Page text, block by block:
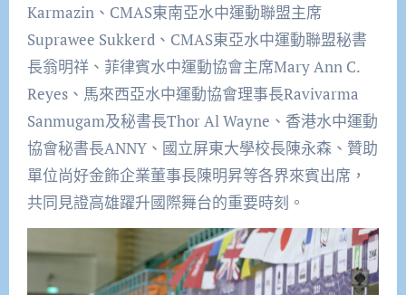
Karmazin、CMAS東南亞水中運動聯盟主席
Suprawee Sukkerd、CMAS東亞水中運動聯盟秘書
長翁明祥、菲律賓水中運動協會主席Mary Ann C.
Reyes、馬來西亞水中運動協會理事長Ravivarma
Sanmugam及秘書長Thor Al Wayne、香港水中運動
協會秘書長ANNY、國立屏東大學校長陳永森、贊助
單位尚好金飾企業董事長陳明昇等各界來賓出席，
共同見證高雄躍升國際舞台的重要時刻。